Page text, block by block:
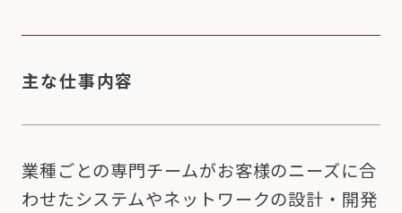
主な仕事内容
業種ごとの専門チームがお客様のニーズに合
わせたシステムやネットワークの設計・開発